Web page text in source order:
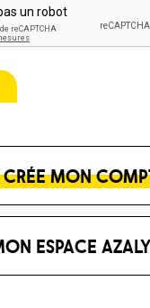
CRÉE MON
ESPACE